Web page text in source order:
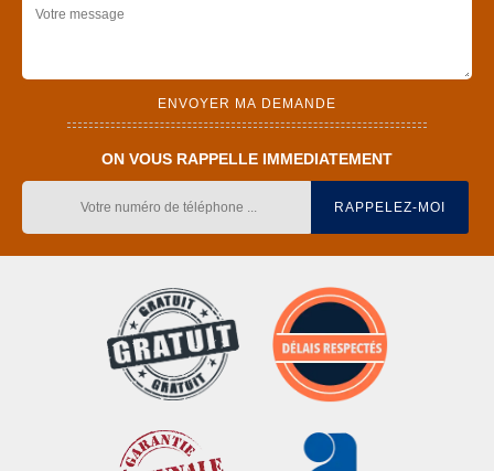
ON VOUS RAPPELLE IMMEDIATEMENT